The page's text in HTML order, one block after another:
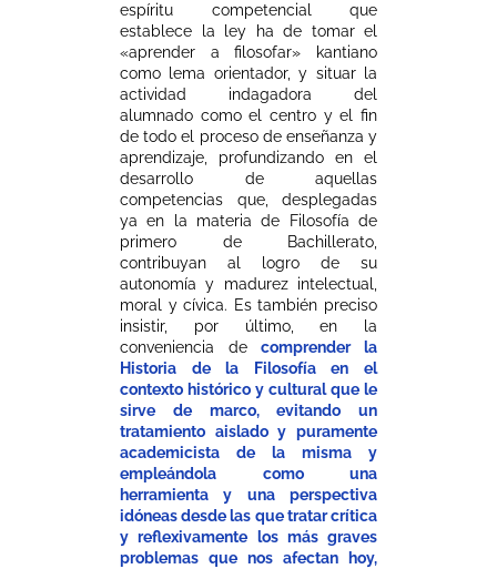
espíritu competencial que
establece la ley ha de tomar el
«aprender a filosofar» kantiano
como lema orientador, y situar la
actividad indagadora del
alumnado como el centro y el fin
de todo el proceso de enseñanza y
aprendizaje, profundizando en el
desarrollo de aquellas
competencias que, desplegadas
ya en la materia de Filosofía de
primero de Bachillerato,
contribuyan al logro de su
autonomía y madurez intelectual,
moral y cívica. Es también preciso
insistir, por último, en la
conveniencia de comprender la
Historia de la Filosofía en el
contexto histórico y cultural que le
sirve de marco, evitando un
tratamiento aislado y puramente
academicista de la misma y
empleándola como una
herramienta y una perspectiva
idóneas desde las que tratar crítica
y reflexivamente los más graves
problemas que nos afectan hoy,